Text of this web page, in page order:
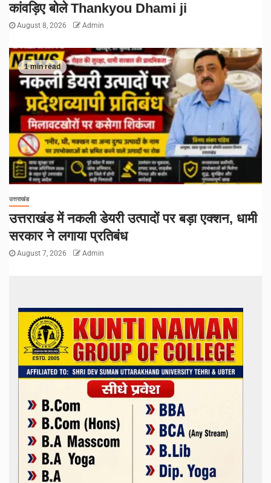
कांवड़िए बोले Thankyou Dhami ji
August 8, 2026 Admin
1 min read
उत्तराखंड
उत्तराखंड में नकली डेयरी उत्पादों पर बड़ा एक्शन, धामी
सरकार ने लगाया प्रतिबंध
August 7, 2026 Admin